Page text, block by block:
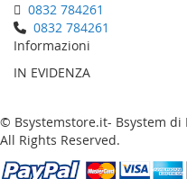
0832 784261
0832 784261
Informazioni
IN EVIDENZA
© Bsystemstore.it- Bsystem di
All Rights Reserved.